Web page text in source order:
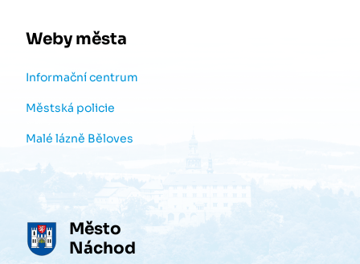
Weby města
Informační centrum
Městská policie
Malé lázně Běloves
Město
Náchod